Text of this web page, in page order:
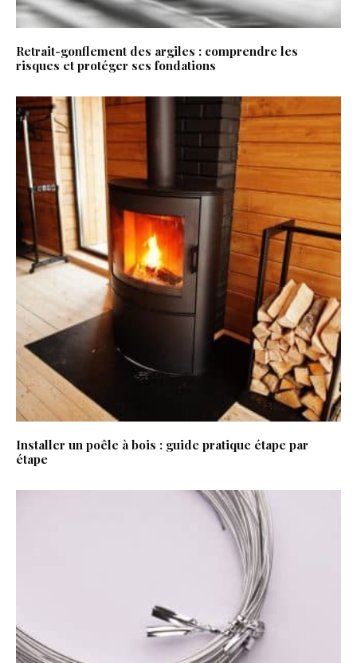
Retrait-gonflement des argiles : comprendre les
risques et protéger ses fondations
Installer un poêle à bois : guide pratique étape par
étape